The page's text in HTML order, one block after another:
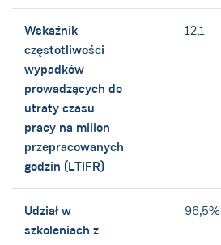
Wskaźnik
częstotliwości
wypadków
prowadzących do
utraty czasu
pracy na milion
przepracowanych
godzin (LTIFR)
12,1
Udział w
szkoleniach z
96,5%